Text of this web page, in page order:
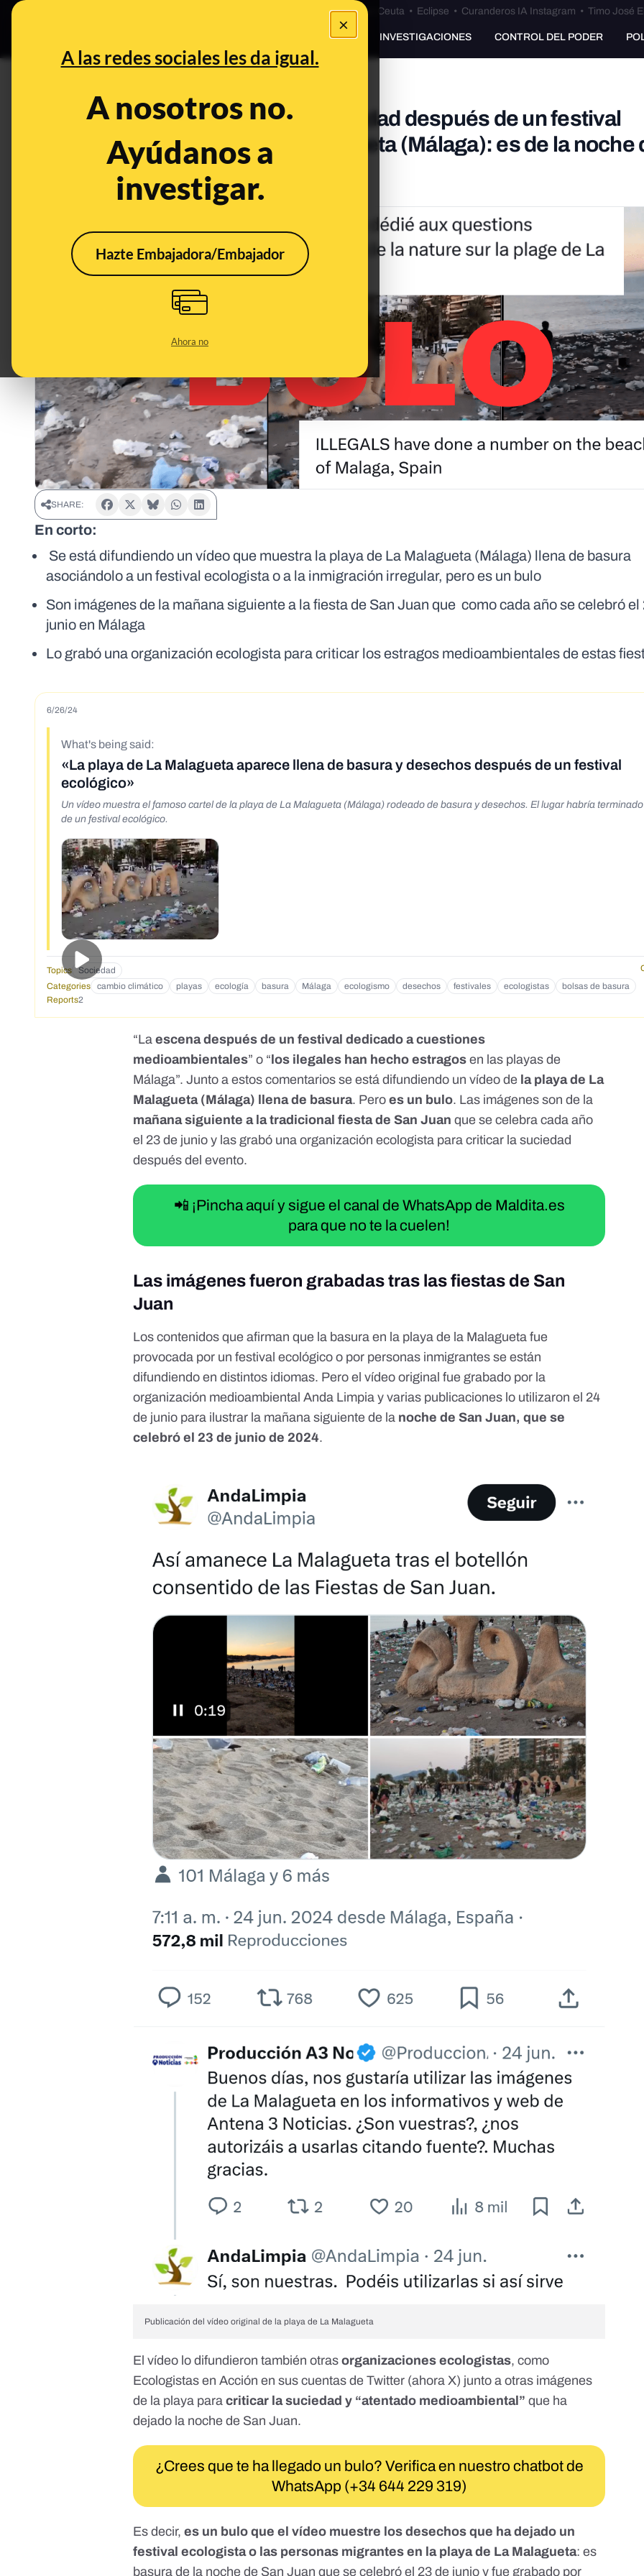
×
A las redes sociales les da igual.
A nosotros no.
Ayúdanos a
investigar.
Hazte Embajadora/Embajador
Ahora no
Especial Ceuta•Bulos Ceuta • Eclipse • Curanderos IA Instagram • Timo José
PREBUNKING INVESTIGACIONES CONTROL DEL PODER
No, este vídeo no muestra la suciedad después de un festival
ecologista en la playa de la Malagueta (Málaga): es de la noche
San Juan
Jun 26, 2024, 5:14:03 PM
SHARE:
En corto:
Se está difundiendo un vídeo que muestra la playa de La Malagueta (Málaga) llena de basura
asociándolo a un festival ecologista o a la inmigración irregular, pero es un bulo
Son imágenes de la mañana siguiente a la fiesta de San Juan que como cada año se celebró el
junio en Málaga
Lo grabó una organización ecologista para criticar los estragos medioambientales de estas
6/26/24
What's being said:
«La playa de La Malagueta aparece llena de basura y desechos después de un festival
ecológico»
Un vídeo muestra el famoso cartel de la playa de La Malagueta (Málaga) rodeado de basura y desechos. El lugar habría
de un festival ecológico.
Topics Sociedad
Categories
cambio climático playas ecología basura Málaga ecologismo desechos festivales ecologistas
bolsas de basura
Reports2
“Laescena después de un festival dedicado a cuestiones
medioambientales” o “ los ilegales han hecho estragos en las playas de
Málaga”. Junto aestos comentarios se está difundiendo un vídeo de la playa de La
Malagueta (Málaga) llena de basura. Peroes un bulo. Las imágenes son de la
mañana siguiente a la tradicional fiesta de San Juan que se celebra cada año
el 23 de junio y las grabó una organización ecologista para criticar la suciedad
después del evento.
📲 ¡Pincha aquí y sigue el canal de WhatsApp de Maldita.es
para que no te la cuelen!
Las imágenes fueron grabadas tras las fiestas de San
Juan
Los contenidos que afirman que la basura en la playa de la Malagueta fue
provocada por unfestival ecológico o por personas inmigrantes se están
difundiendo en distintos idiomas. Pero el vídeo original fue grabado por la
organización medioambientalAnda Limpia y varias publicaciones lo utilizaron el 24
de junio para ilustrar la mañana siguiente de la noche de San Juan, que se
celebró el 23 de junio de 2024.
Publicación del vídeo original de la playa de La Malagueta
El vídeo lo difundieron también otras organizaciones ecologistas, como
Ecologistas en Acción en sus cuentas de Twitter (ahora X) junto a otras imágenes
de la playa paracriticar la suciedad y “atentado medioambiental” que ha
dejado la noche de San Juan.
¿Crees que te ha llegado un bulo? Verifica en nuestro chatbot de
WhatsApp (+34 644 229 319)
Es decir,es un bulo que el vídeo muestre los desechos que ha dejado un
festival ecologista o las personas migrantes en la playa de La Malagueta: es
basura de la noche de San Juan que se celebró el 23 de junio y fue grabado por